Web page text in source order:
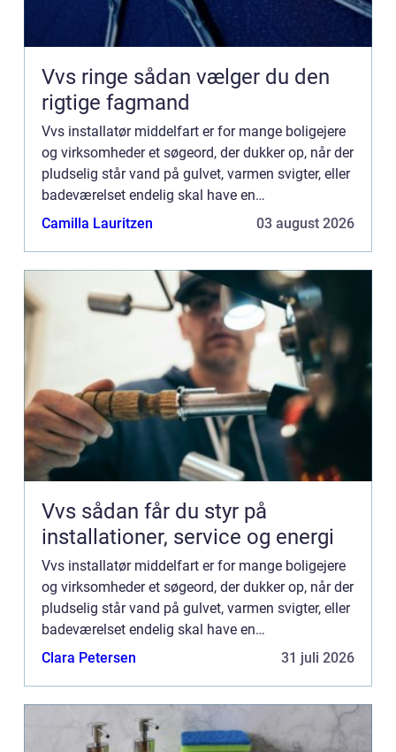
Vvs ringe sådan vælger du den
rigtige fagmand
Vvs installatør middelfart er for mange boligejere
og virksomheder et søgeord, der dukker op, når der
pludselig står vand på gulvet, varmen svigter, eller
badeværelset endelig skal have en
gennemgribende renoveri...
Camilla Lauritzen 03 august 2026
Vvs sådan får du styr på
installationer, service og energi
Vvs installatør middelfart er for mange boligejere
og virksomheder et søgeord, der dukker op, når der
pludselig står vand på gulvet, varmen svigter, eller
badeværelset endelig skal have en
gennemgribende renoveri...
Clara Petersen 31 juli 2026